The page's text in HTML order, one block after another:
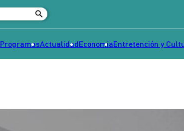
ProgramasActualidadEconomíaEntretención y